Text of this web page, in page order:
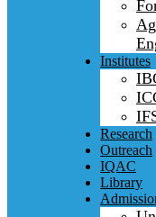
Institutes
Research
Outreach
IQAC
Library